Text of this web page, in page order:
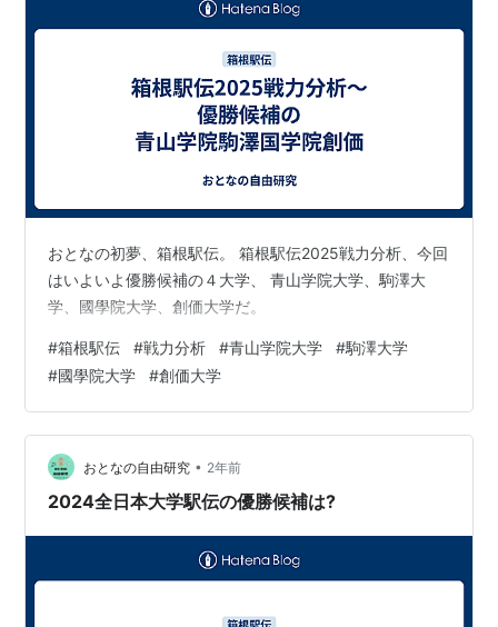
おとなの初夢、箱根駅伝。 箱根駅伝2025戦力分析、今回
はいよいよ優勝候補の４大学、 青山学院大学、駒澤大
学、國學院大学、創価大学だ。
#箱根駅伝 #戦力分析 #青山学院大学 #駒澤大学
#國學院大学 #創価大学
おとなの自由研究 • 2年前
2024全日本大学駅伝の優勝候補は?